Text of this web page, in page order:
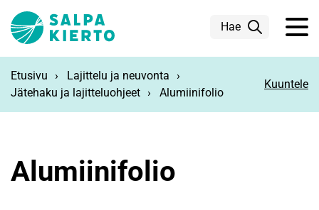
Hae
Etusivu
Lajittelu ja neuvonta
Jätehaku ja lajitteluohjeet
Alumiinifolio
Kuuntele
Alumiinifolio